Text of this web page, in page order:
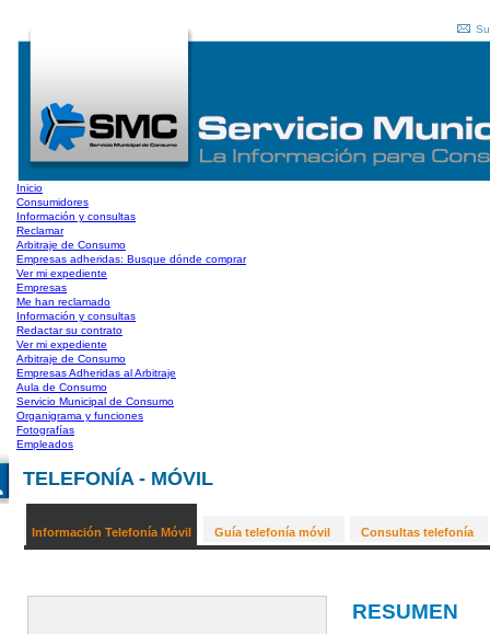
Inicio
Consumidores
Información y consultas
Reclamar
Arbitraje de Consumo
Empresas adheridas: Busque dónde comprar
Ver mi expediente
Empresas
Me han reclamado
Información y consultas
Redactar su contrato
Ver mi expediente
Arbitraje de Consumo
Empresas Adheridas al Arbitraje
Aula de Consumo
Servicio Municipal de Consumo
Organigrama y funciones
Fotografías
Empleados
TELEFONÍA - MÓVIL
Información Telefonía Móvil Guía telefonía móvil Consultas telefonía
RESUMEN